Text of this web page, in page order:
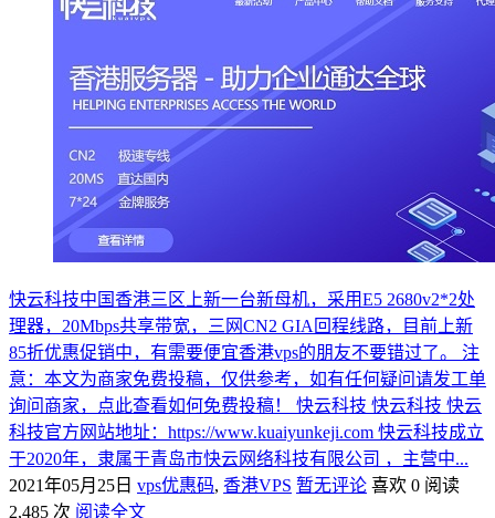
快云科技中国香港三区上新一台新母机，采用E5 2680v2*2处
理器，20Mbps共享带宽，三网CN2 GIA回程线路，目前上新
85折优惠促销中，有需要便宜香港vps的朋友不要错过了。 注
意：本文为商家免费投稿，仅供参考，如有任何疑问请发工单
询问商家，点此查看如何免费投稿！ 快云科技 快云科技 快云
科技官方网站地址：https://www.kuaiyunkeji.com 快云科技成立
于2020年，隶属于青岛市快云网络科技有限公司 ，主营中...
2021年05月25日 vps优惠码, 香港VPS 暂无评论 喜欢 0 阅读
2,485 次 阅读全文